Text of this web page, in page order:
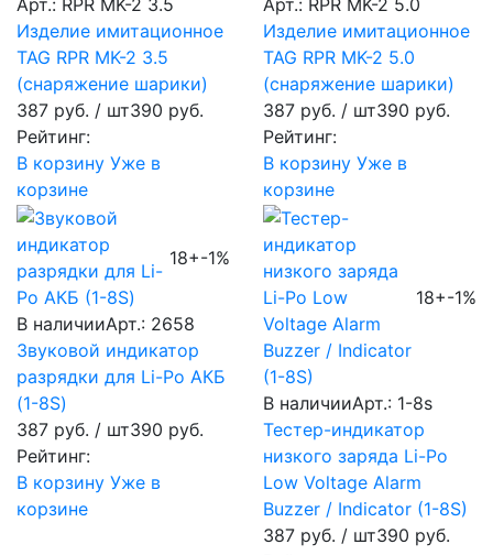
Арт.: RPR MK-2 3.5
Изделие имитационное
TAG RPR MK-2 3.5
(снаряжение шарики)
387 руб. / шт390 руб.
Рейтинг:
В корзину Уже в
корзине
Арт.: RPR MK-2 5.0
Изделие имитационное
TAG RPR MK-2 5.0
(снаряжение шарики)
387 руб. / шт390 руб.
Рейтинг:
В корзину Уже в
корзине
18+-1%
В наличииАрт.: 2658
Звуковой индикатор
разрядки для Li-Po АКБ
(1-8S)
387 руб. / шт390 руб.
Рейтинг:
В корзину Уже в
корзине
18+-1%
В наличииАрт.: 1-8s
Тестер-индикатор
низкого заряда Li-Po
Low Voltage Alarm
Buzzer / Indicator (1-8S)
387 руб. / шт390 руб.